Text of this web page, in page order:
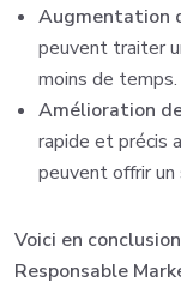
Augmentation
peuvent traiter
moins de temps.
Amélioration
rapide et précis
peuvent offrir
Voici en
Responsable